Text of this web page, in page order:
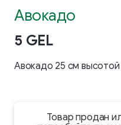
Авокадо
5 GEL
Авокадо 25 см высотой
Товар продан